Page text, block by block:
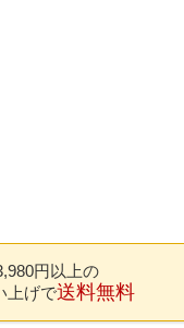
円以上の
上げで送料無料